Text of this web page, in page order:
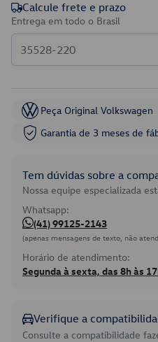
Calcule frete e prazo
Entrega em todo o Brasil
Peça Original Volkswagen
Garantia de 3 meses de
Tem dúvidas sobre a
Nossa equipe especializada
Whatsapp:
(41) 99125-2143
(apenas mensagens de texto, não
Horário de atendimento:
Segunda à sexta, das 8h às
Verifique a
Consulte a compatibilidade